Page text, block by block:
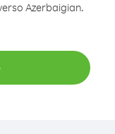
Azerbaigian.